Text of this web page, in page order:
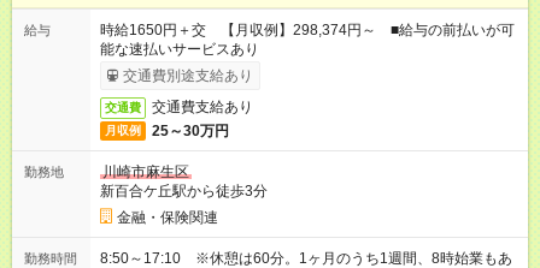
給与
時給1650円＋交 【月収例】298,374円～ ■給与の前払いが可
能な速払いサービスあり
交通費別途支給あり
交通費 交通費支給あり
月収例 25～30万円
勤務地
川崎市麻生区
新百合ケ丘駅から徒歩3分
金融・保険関連
勤務時間
8:50～17:10 ※休憩は60分。1ヶ月のうち1週間、8時始業もあ